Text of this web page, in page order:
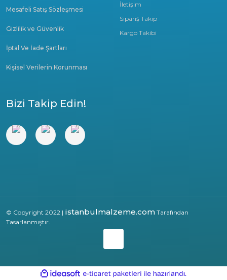
İletişim
Sipariş Takip
Kargo Takibi
Mesafeli Satış Sözleşmesi
Gizlilik ve Güvenlik
İptal Ve İade Şartları
Kişisel Verilerin Korunması
Bizi Takip Edin!
© Copyright 2022 | istanbulmalzeme.com Tarafından
Tasarlanmıştır.
ideasoft
e-